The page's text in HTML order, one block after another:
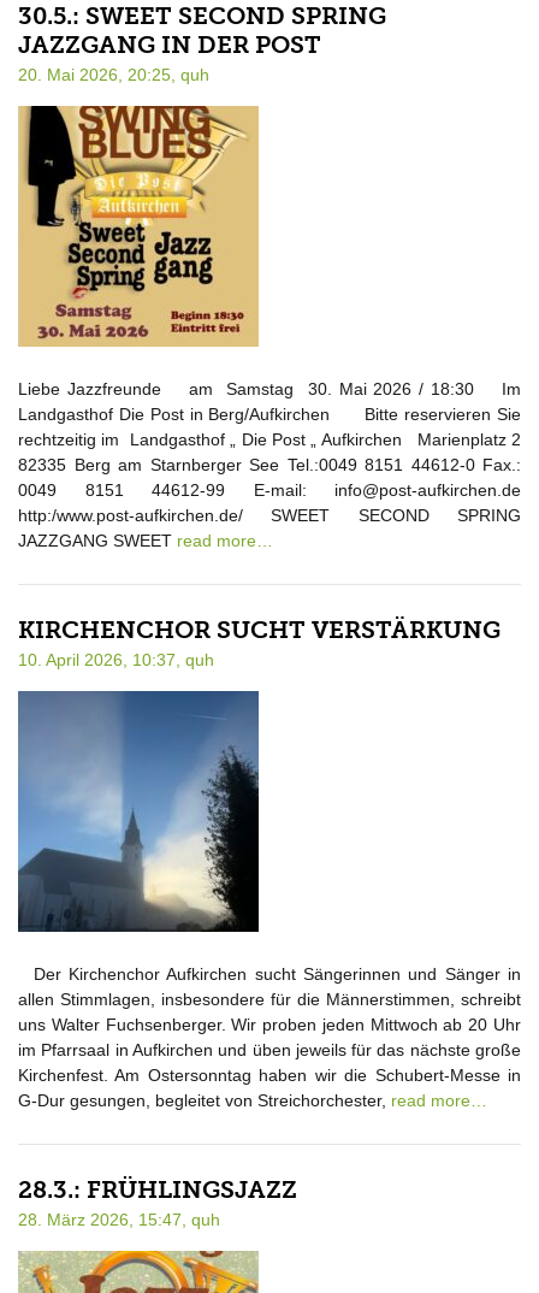
30.5.: SWEET SECOND SPRING
JAZZGANG IN DER POST
20. Mai 2026, 20:25, quh
Liebe Jazzfreunde am Samstag 30. Mai 2026 / 18:30 Im
Landgasthof Die Post in Berg/Aufkirchen Bitte reservieren Sie
rechtzeitig im Landgasthof „ Die Post „ Aufkirchen Marienplatz 2
82335 Berg am Starnberger See Tel.:0049 8151 44612-0 Fax.:
0049 8151 44612-99 E-mail: info@post-aufkirchen.de
http:/www.post-aufkirchen.de/ SWEET SECOND SPRING
JAZZGANG SWEET read more…
KIRCHENCHOR SUCHT VERSTÄRKUNG
10. April 2026, 10:37, quh
Der Kirchenchor Aufkirchen sucht Sängerinnen und Sänger in
allen Stimmlagen, insbesondere für die Männerstimmen, schreibt
uns Walter Fuchsenberger. Wir proben jeden Mittwoch ab 20 Uhr
im Pfarrsaal in Aufkirchen und üben jeweils für das nächste große
Kirchenfest. Am Ostersonntag haben wir die Schubert-Messe in
G-Dur gesungen, begleitet von Streichorchester, read more…
28.3.: FRÜHLINGSJAZZ
28. März 2026, 15:47, quh